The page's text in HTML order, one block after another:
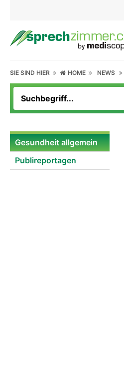
SIE SIND HIER HOME NEWS
Gesundheit allgemein
Publireportagen